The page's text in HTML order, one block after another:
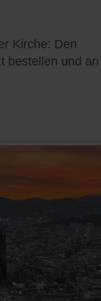
Kirche: Den
bestellen und an